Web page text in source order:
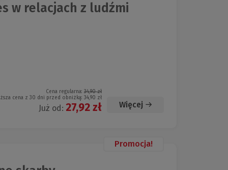
w relacjach z ludźmi
Cena regularna: 34,90 zł
cena z 30 dni przed obniżką: 34,90 zł
Już od: 27,92 zł Więcej
Promocja!